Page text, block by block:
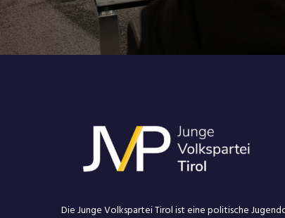
Die Junge Volkspartei Tirol ist eine politische